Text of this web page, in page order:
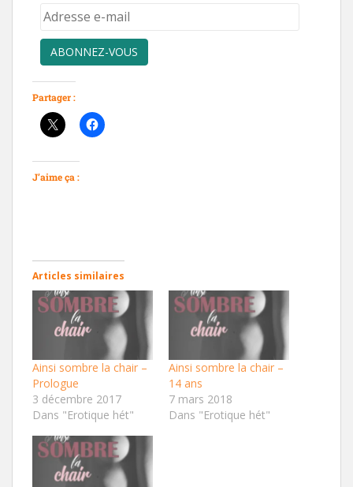
ABONNEZ-VOUS
Partager :
J’aime ça :
Articles similaires
Ainsi sombre la chair –
Prologue
3 décembre 2017
Dans "Erotique hét"
Ainsi sombre la chair –
14 ans
7 mars 2018
Dans "Erotique hét"